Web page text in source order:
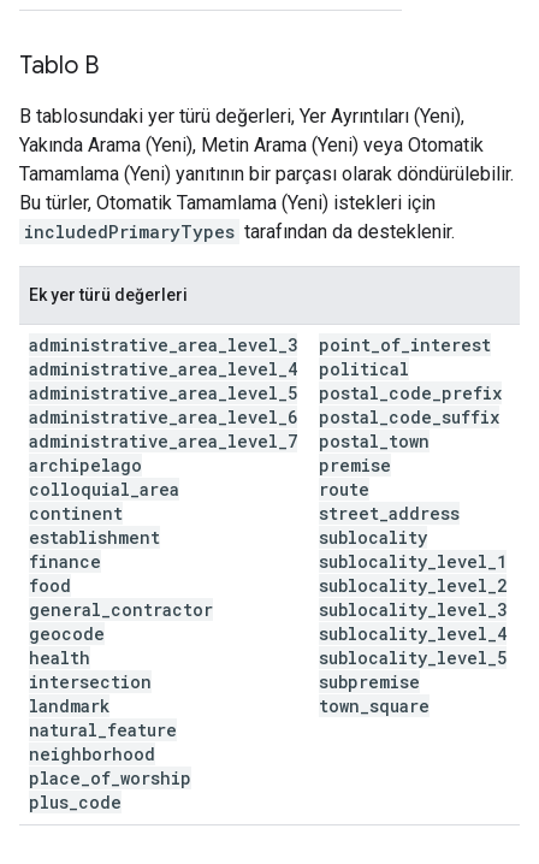
Tablo B
B tablosundaki yer türü değerleri, Yer Ayrıntıları (Yeni),
Yakında Arama (Yeni), Metin Arama (Yeni) veya Otomatik
Tamamlama (Yeni) yanıtının bir parçası olarak döndürülebilir.
Bu türler, Otomatik Tamamlama (Yeni) istekleri için
includedPrimaryTypes tarafından da desteklenir.
Ek yer türü değerleri
administrative area level 3
administrative area level 4
administrative area level 5
administrative area level 6
administrative area level 7
archipelago
colloquial area
continent
establishment
finance
food
general contractor
geocode
health
intersection
landmark
natural feature
neighborhood
place of worship
plus code
point of interest
political
postal code prefix
postal code suffix
postal town
premise
route
street address
sublocality
sublocality level 1
sublocality level 2
sublocality level 3
sublocality level 4
sublocality level 5
subpremise
town square